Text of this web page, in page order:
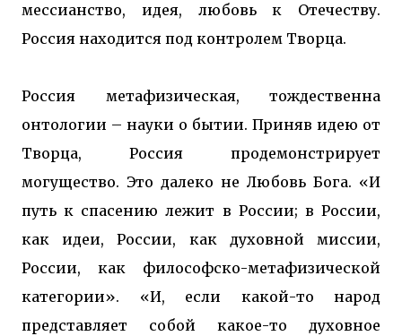
мессианство, идея, любовь к Отечеству.
Россия находится под контролем Творца.
Россия метафизическая, тождественна
онтологии – науки о бытии. Приняв идею от
Творца, Россия продемонстрирует
могущество. Это далеко не Любовь Бога. «И
путь к спасению лежит в России; в России,
как идеи, России, как духовной миссии,
России, как философско-метафизической
категории». «И, если какой-то народ
представляет собой какое-то духовное